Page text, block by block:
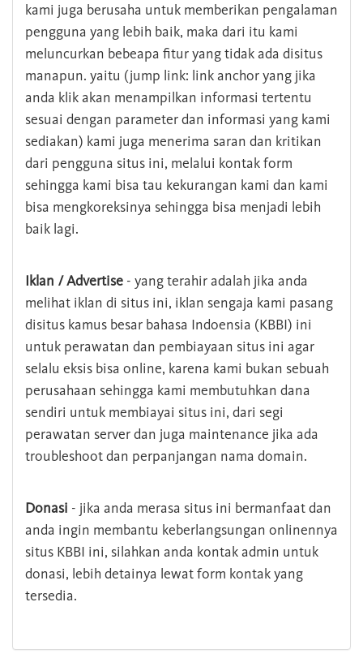
kami juga berusaha untuk memberikan pengalaman
pengguna yang lebih baik, maka dari itu kami
meluncurkan bebeapa fitur yang tidak ada disitus
manapun. yaitu (jump link: link anchor yang jika
anda klik akan menampilkan informasi tertentu
sesuai dengan parameter dan informasi yang kami
sediakan) kami juga menerima saran dan kritikan
dari pengguna situs ini, melalui kontak form
sehingga kami bisa tau kekurangan kami dan kami
bisa mengkoreksinya sehingga bisa menjadi lebih
baik lagi.
Iklan / Advertise - yang terahir adalah jika anda
melihat iklan di situs ini, iklan sengaja kami pasang
disitus kamus besar bahasa Indoensia (KBBI) ini
untuk perawatan dan pembiayaan situs ini agar
selalu eksis bisa online, karena kami bukan sebuah
perusahaan sehingga kami membutuhkan dana
sendiri untuk membiayai situs ini, dari segi
perawatan server dan juga maintenance jika ada
troubleshoot dan perpanjangan nama domain.
Donasi - jika anda merasa situs ini bermanfaat dan
anda ingin membantu keberlangsungan onlinennya
situs KBBI ini, silahkan anda kontak admin untuk
donasi, lebih detainya lewat form kontak yang
tersedia.